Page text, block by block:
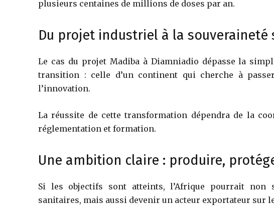
plusieurs centaines de millions de doses par an.
Du projet industriel à la souveraineté
Le cas du projet Madiba à Diamniadio dépasse la
transition : celle d’un continent qui cherche à
l’innovation.
La réussite de cette transformation dépendra de la
réglementation et formation.
Une ambition claire : produire,
Si les objectifs sont atteints, l’Afrique pourrait non
sanitaires, mais aussi devenir un acteur exportateur sur